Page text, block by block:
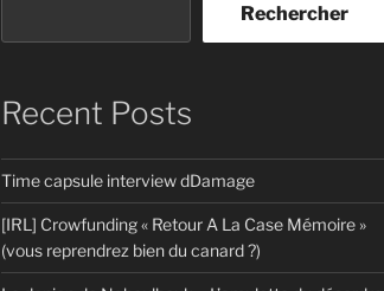
Rechercher
Recent Posts
Time capsule interview dDamage
[IRL] Crowfunding « Retour A La Case Mémoire »
(vous reprendrez bien du canard ?)